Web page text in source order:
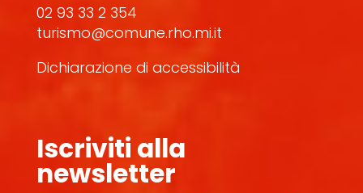
02 93 33 2 354
turismo@comune.rho.mi.it
Dichiarazione di accessibilità
Iscriviti alla
newsletter